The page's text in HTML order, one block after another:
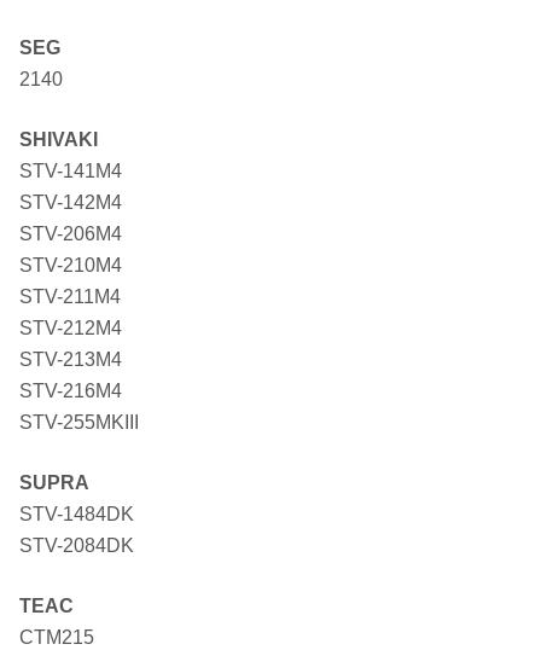
SEG
2140
SHIVAKI
STV-141M4
STV-142M4
STV-206M4
STV-210M4
STV-211M4
STV-212M4
STV-213M4
STV-216M4
STV-255MKIII
SUPRA
STV-1484DK
STV-2084DK
TEAC
CTM215